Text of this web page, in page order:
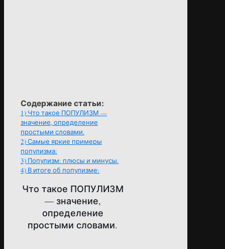
Содержание статьи:
1) Что такое ПОПУЛИЗМ —
значение, определение
простыми словами.
2)Самые яркие примеры
популизма:
3) Популизм: плюсы и минусы.
4) В итоге об популизме:
Что такое ПОПУЛИЗМ
— значение,
определение
простыми словами.